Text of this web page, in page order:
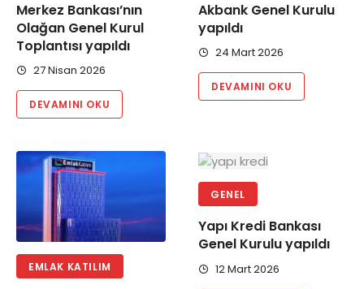
Merkez Bankası’nın
Olağan Genel Kurul
Toplantısı yapıldı
27 Nisan 2026
DEVAMINI OKU
Akbank Genel Kurulu
yapıldı
24 Mart 2026
DEVAMINI OKU
EMLAK KATILIM
GENEL
Yapı Kredi Bankası
Genel Kurulu yapıldı
12 Mart 2026